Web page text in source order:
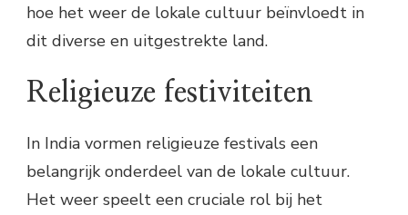
hoe het weer de lokale cultuur beïnvloedt in
dit diverse en uitgestrekte land.
Religieuze festiviteiten
In India vormen religieuze festivals een
belangrijk onderdeel van de lokale cultuur.
Het weer speelt een cruciale rol bij het